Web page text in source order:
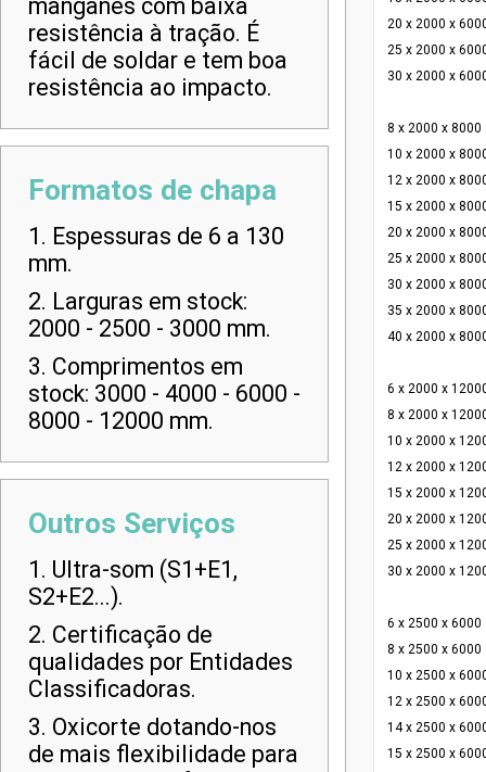
manganês com baixa
resistência à tração. É
fácil de soldar e tem boa
resistência ao impacto.
20 x 2000 x
25 x 2000 x
30 x 2000 x
8 x 2000 x 8000
10 x 2000 x
12 x 2000 x
15 x 2000 x
20 x 2000 x
25 x 2000 x
30 x 2000 x
35 x 2000 x
40 x 2000 x
6 x 2000 x
8 x 2000 x
10 x 2000 x
12 x 2000 x
15 x 2000 x
20 x 2000 x
25 x 2000 x
30 x 2000 x
6 x 2500 x 6000
8 x 2500 x 6000
10 x 2500 x
12 x 2500 x
14 x 2500 x
15 x 2500 x
Formatos de chapa
1. Espessuras de 6 a 130
mm.
2. Larguras em stock:
2000 - 2500 - 3000 mm.
3. Comprimentos em
stock: 3000 - 4000 - 6000 -
8000 - 12000 mm.
Outros Serviços
1. Ultra-som (S1+E1,
S2+E2...).
2. Certificação de
qualidades por Entidades
Classificadoras.
3. Oxicorte dotando-nos
de mais flexibilidade para